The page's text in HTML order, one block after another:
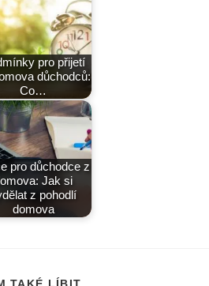
pro přijetí
důchodců:
Co…
pro důchodce z
Jak si
z pohodlí
domova
TAKÉ LÍBIT